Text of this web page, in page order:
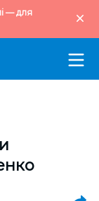
— для